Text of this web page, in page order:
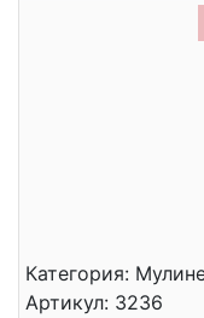
Категория:
Артикул: 3236